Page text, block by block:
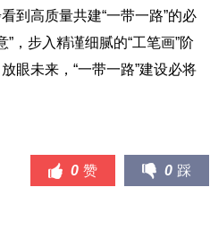
到高质量共建“一带一路”的必
，步入精谨细腻的“工笔画”阶
眼未来，“一带一路”建设必将
0 赞 0 踩